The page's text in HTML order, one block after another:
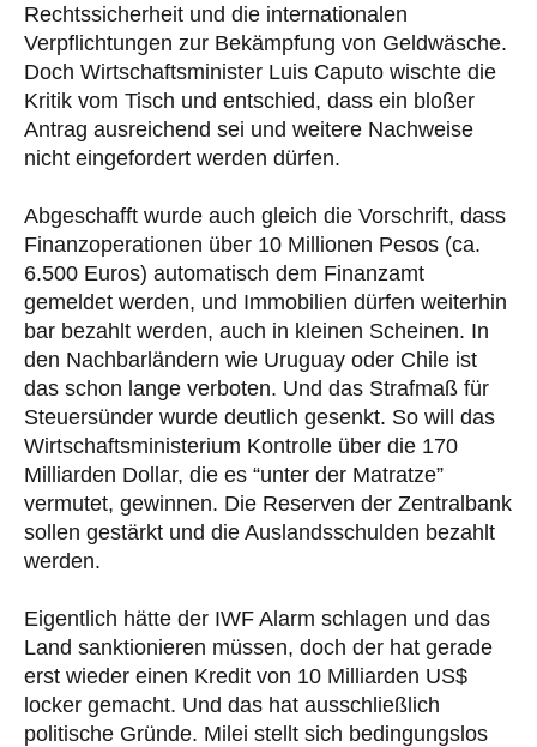
Rechtssicherheit und die internationalen
Verpflichtungen zur Bekämpfung von Geldwäsche.
Doch Wirtschaftsminister Luis Caputo wischte die
Kritik vom Tisch und entschied, dass ein bloßer
Antrag ausreichend sei und weitere Nachweise
nicht eingefordert werden dürfen.
Abgeschafft wurde auch gleich die Vorschrift, dass
Finanzoperationen über 10 Millionen Pesos (ca.
6.500 Euros) automatisch dem Finanzamt
gemeldet werden, und Immobilien dürfen weiterhin
bar bezahlt werden, auch in kleinen Scheinen. In
den Nachbarländern wie Uruguay oder Chile ist
das schon lange verboten. Und das Strafmaß für
Steuersünder wurde deutlich gesenkt. So will das
Wirtschaftsministerium Kontrolle über die 170
Milliarden Dollar, die es “unter der Matratze”
vermutet, gewinnen. Die Reserven der Zentralbank
sollen gestärkt und die Auslandsschulden bezahlt
werden.
Eigentlich hätte der IWF Alarm schlagen und das
Land sanktionieren müssen, doch der hat gerade
erst wieder einen Kredit von 10 Milliarden US$
locker gemacht. Und das hat ausschließlich
politische Gründe. Milei stellt sich bedingungslos